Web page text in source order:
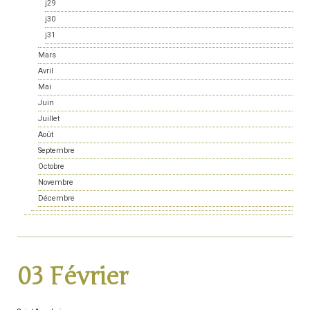
j29
j30
j31
Mars
Avril
Mai
Juin
Juillet
Août
Septembre
Octobre
Novembre
Décembre
03 Février